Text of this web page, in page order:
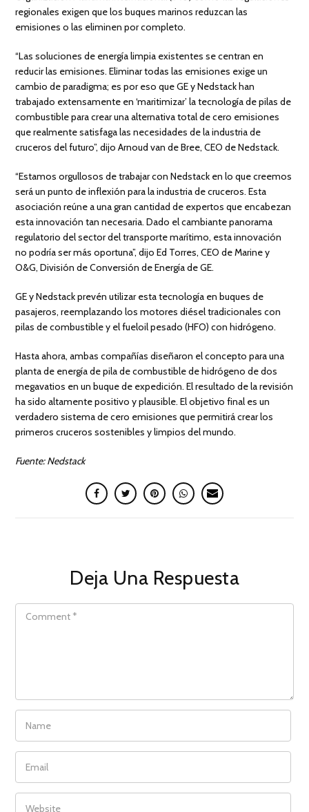
regionales exigen que los buques marinos reduzcan las
emisiones o las eliminen por completo.
“Las soluciones de energía limpia existentes se centran en
reducir las emisiones. Eliminar todas las emisiones exige un
cambio de paradigma; es por eso que GE y Nedstack han
trabajado extensamente en ‘maritimizar’ la tecnología de pilas de
combustible para crear una alternativa total de cero emisiones
que realmente satisfaga las necesidades de la industria de
cruceros del futuro”, dijo Arnoud van de Bree, CEO de Nedstack.
“Estamos orgullosos de trabajar con Nedstack en lo que creemos
será un punto de inflexión para la industria de cruceros. Esta
asociación reúne a una gran cantidad de expertos que encabezan
esta innovación tan necesaria. Dado el cambiante panorama
regulatorio del sector del transporte marítimo, esta innovación
no podría ser más oportuna”, dijo Ed Torres, CEO de Marine y
O&G, División de Conversión de Energía de GE.
GE y Nedstack prevén utilizar esta tecnología en buques de
pasajeros, reemplazando los motores diésel tradicionales con
pilas de combustible y el fueloil pesado (HFO) con hidrógeno.
Hasta ahora, ambas compañías diseñaron el concepto para una
planta de energía de pila de combustible de hidrógeno de dos
megavatios en un buque de expedición. El resultado de la revisión
ha sido altamente positivo y plausible. El objetivo final es un
verdadero sistema de cero emisiones que permitirá crear los
primeros cruceros sostenibles y limpios del mundo.
Fuente: Nedstack
Deja Una Respuesta
COMMENT
NAME
EMAIL
WEBSITE